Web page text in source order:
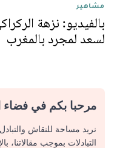
مشاهير
بالفيديو: نزهة
لسعد لمجرد بالمغرب
مرحبا بكم في فضاء
نريد مساحة للنقاش
التبادلات بموجب